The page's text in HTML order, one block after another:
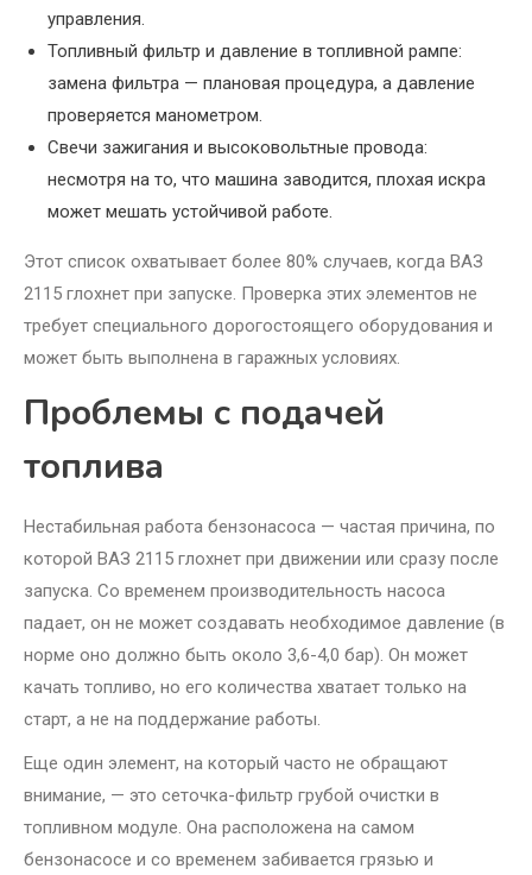
управления.
Топливный фильтр и давление в топливной рампе:
замена фильтра — плановая процедура, а давление
проверяется манометром.
Свечи зажигания и высоковольтные провода:
несмотря на то, что машина заводится, плохая искра
может мешать устойчивой работе.
Этот список охватывает более 80% случаев, когда ВАЗ
2115 глохнет при запуске. Проверка этих элементов не
требует специального дорогостоящего оборудования и
может быть выполнена в гаражных условиях.
Проблемы с подачей
топлива
Нестабильная работа бензонасоса — частая причина, по
которой ВАЗ 2115 глохнет при движении или сразу после
запуска. Со временем производительность насоса
падает, он не может создавать необходимое давление (в
норме оно должно быть около 3,6-4,0 бар). Он может
качать топливо, но его количества хватает только на
старт, а не на поддержание работы.
Еще один элемент, на который часто не обращают
внимание, — это сеточка-фильтр грубой очистки в
топливном модуле. Она расположена на самом
бензонасосе и со временем забивается грязью и